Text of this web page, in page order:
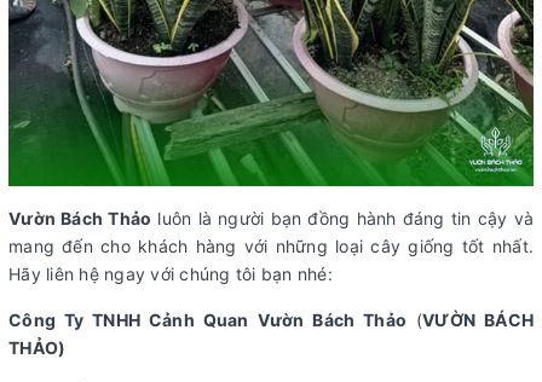
Vườn Bách Thảo luôn là người bạn đồng hành đáng tin cậy và
mang đến cho khách hàng với những loại cây giống tốt nhất.
Hãy liên hệ ngay với chúng tôi bạn nhé:
Công Ty TNHH Cảnh Quan Vườn Bách Thảo (VƯỜN BÁCH
THẢO)